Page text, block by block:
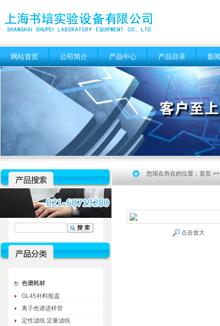
网站首页 公司简介 产品中心 产品目录 新
色谱耗材
GL45补料瓶盖
离子色谱进样管
定性滤纸 定量滤纸
您现在所在的位置： 首页
点击放大